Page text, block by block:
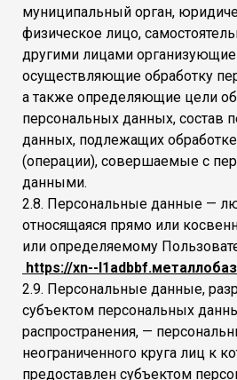
муниципальный орган,
физическое лицо,
другими лицами
осуществляющие обработку
а также определяющие цели
персональных данных, состав
данных, подлежащих
(операции), совершаемые с
данными.
2.8. Персональные данные —
относящаяся прямо или
или определяемому
https://xn--
2.9. Персональные данные,
субъектом персональных
распространения, —
неограниченного круга лиц к
предоставлен субъектом